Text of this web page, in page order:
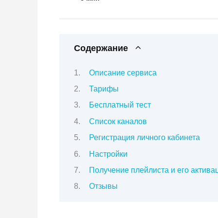
Содержание
Описание сервиса
Тарифы
Бесплатный тест
Список каналов
Регистрация личного кабинета
Настройки
Получение плейлиста и его
Отзывы